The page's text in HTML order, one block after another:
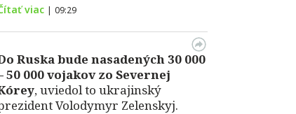
viac | 09:29
Ruska bude nasadených 30 000
50 000 vojakov zo Severnej
, uviedol to ukrajinský
Volodymyr Zelenskyj.